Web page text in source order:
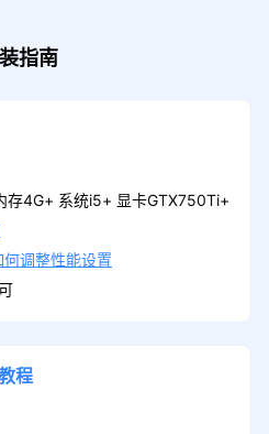
指南
存4G+ 系统i5+ 显卡GTX750Ti+
何调整性能设置
程